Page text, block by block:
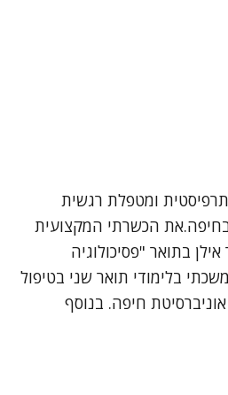
ומטפלת רגשית
הכשרתי המקצועית
בתואר "פסיכולוגיה
בלימודי תואר שני בטיפול
חיפה. בנוסף